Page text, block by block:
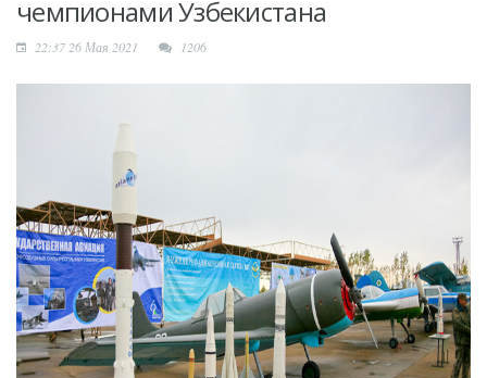
Развитие
комплекса
чемпионами Узбекистана
22:37 26 Мая 2021 1206